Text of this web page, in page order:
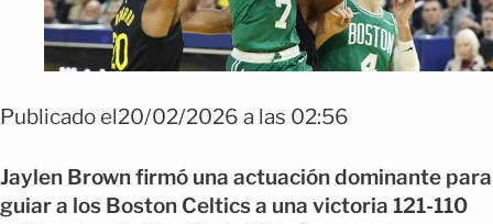
Publicado el20/02/2026 a las 02:56
Jaylen Brown firmó una actuación dominante para
guiar a los Boston Celtics a una victoria 121-110